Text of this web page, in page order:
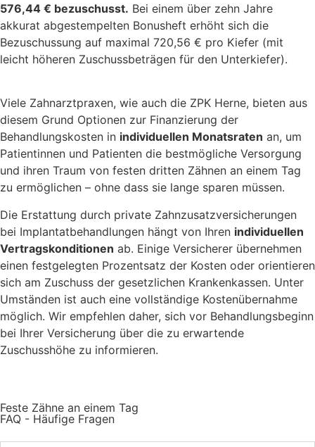
576,44 € bezuschusst. Bei einem über zehn Jahre
akkurat abgestempelten Bonusheft erhöht sich die
Bezuschussung auf maximal 720,56 € pro Kiefer (mit
leicht höheren Zuschussbeträgen für den Unterkiefer).
Viele Zahnarztpraxen, wie auch die ZPK Herne, bieten aus
diesem Grund Optionen zur Finanzierung der
Behandlungskosten in individuellen Monatsraten an, um
Patientinnen und Patienten die bestmögliche Versorgung
und ihren Traum von festen dritten Zähnen an einem Tag
zu ermöglichen – ohne dass sie lange sparen müssen.
Die Erstattung durch private Zahnzusatzversicherungen
bei Implantatbehandlungen hängt von Ihren individuellen
Vertragskonditionen ab. Einige Versicherer übernehmen
einen festgelegten Prozentsatz der Kosten oder orientieren
sich am Zuschuss der gesetzlichen Krankenkassen. Unter
Umständen ist auch eine vollständige Kostenübernahme
möglich. Wir empfehlen daher, sich vor Behandlungsbeginn
bei Ihrer Versicherung über die zu erwartende
Zuschusshöhe zu informieren.
Feste Zähne an einem Tag
FAQ - Häufige Fragen